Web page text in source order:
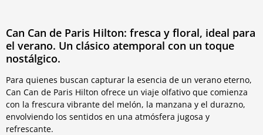
Can Can de Paris Hilton: fresca y floral, ideal para
el verano. Un clásico atemporal con un toque
nostálgico.
Para quienes buscan capturar la esencia de un verano eterno,
Can Can de Paris Hilton ofrece un viaje olfativo que comienza
con la frescura vibrante del melón, la manzana y el durazno,
envolviendo los sentidos en una atmósfera jugosa y
refrescante.